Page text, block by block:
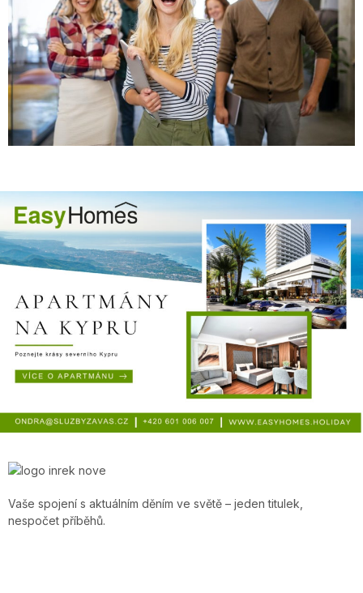
Vaše spojení s aktuálním děním ve světě – jeden titulek,
nespočet příběhů.